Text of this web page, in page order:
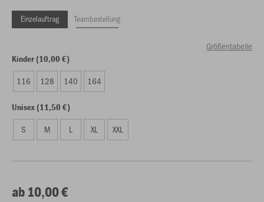
Einzelauftrag Teambestellung
Größentabelle
Kinder (10,00 €)
116 128 140 164
Unisex (11,50 €)
S M L XL XXL
ab 10,00 €